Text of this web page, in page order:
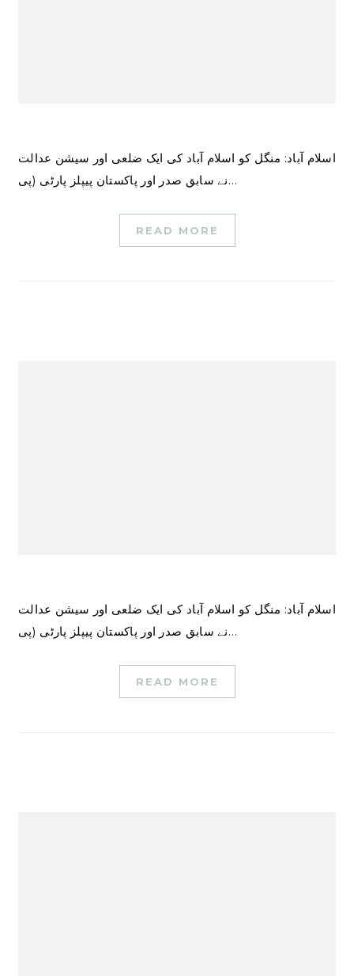
اسلام آباد: منگل کو اسلام آباد کی ایک ضلعی اور سیشن عدالت
نے سابق صدر اور پاکستان پیپلز پارٹی (پی…
READ MORE
اسلام آباد: منگل کو اسلام آباد کی ایک ضلعی اور سیشن عدالت
نے سابق صدر اور پاکستان پیپلز پارٹی (پی…
READ MORE